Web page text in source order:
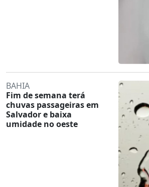
BAHIA
Fim de semana terá
chuvas passageiras em
Salvador e baixa
umidade no oeste